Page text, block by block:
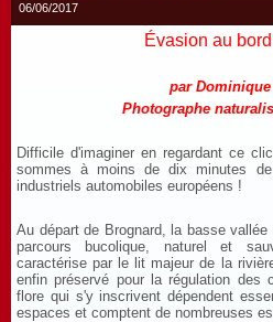
06/06/2017
Évasion au
par
Photographe
Difficile d'imaginer en regardant ce
sommes à moins de dix minutes
industriels automobiles européens !
Au départ de Brognard, la basse
parcours bucolique, naturel et
caractérise par le lit majeur de la
enfin préservé pour la régulation des
flore qui s'y inscrivent dépendent
espaces et comptent de nombreuses